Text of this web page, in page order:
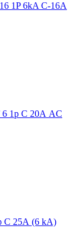
1P 6kA C-16A
6 1p C 20А AC
С 25А (6 kA)